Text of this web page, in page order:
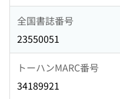
全国書誌番号
23550051
トーハンMARC番号
34189921